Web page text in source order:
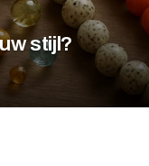
stijl?